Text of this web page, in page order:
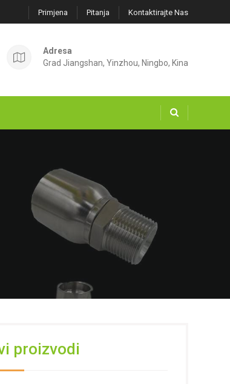
Primjena Pitanja Kontaktirajte Nas
Adresa
Grad Jiangshan, Yinzhou, Ningbo, Kina
proizvodi